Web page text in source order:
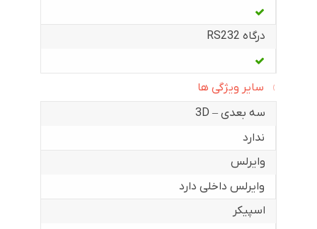
درگاه RS232
سایر ویژگی ها
سه بعدی – 3D
ندارد
وایرلس
وایرلس داخلی دارد
اسپیکر